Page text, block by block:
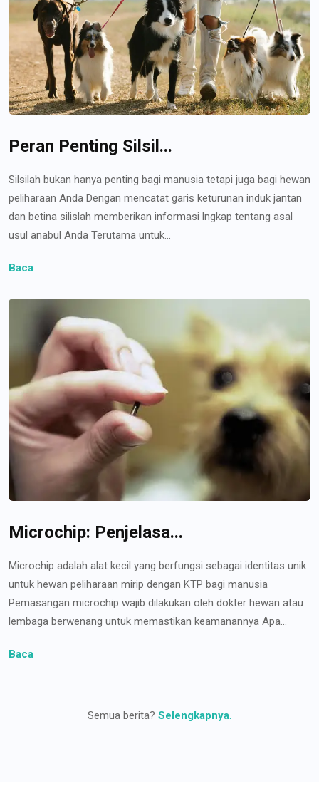
Peran Penting Silsil...
Silsilah bukan hanya penting bagi manusia tetapi juga bagi hewan
peliharaan Anda Dengan mencatat garis keturunan induk jantan
dan betina silislah memberikan informasi lngkap tentang asal
usul anabul Anda Terutama untuk...
Baca
Microchip: Penjelasa...
Microchip adalah alat kecil yang berfungsi sebagai identitas unik
untuk hewan peliharaan mirip dengan KTP bagi manusia
Pemasangan microchip wajib dilakukan oleh dokter hewan atau
lembaga berwenang untuk memastikan keamanannya Apa...
Baca
Semua berita? Selengkapnya